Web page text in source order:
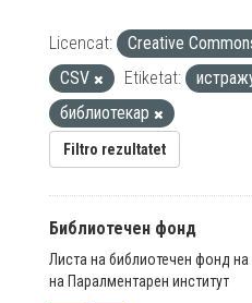
Licencat: Creative
CSV
Etiketat:
библиотекар
Filtro rezultatet
Библиотечен фонд
Листа на библиотечен фонд
на Паралментарен институт